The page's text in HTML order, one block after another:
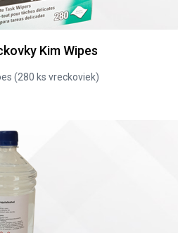
Kim Wipes
(280 ks vreckoviek)